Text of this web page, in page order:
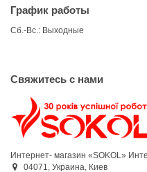
График работы
Сб.-Вс.: Выходные
Свяжитесь с нами
Интернет- магазин «SOKOL»
04071, Украина, Киев